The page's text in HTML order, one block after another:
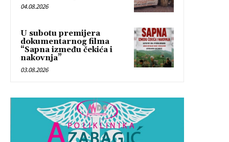
04.08.2026
U subotu premijera
dokumentarnog filma
“Sapna između čekića i
nakovnja”
03.08.2026